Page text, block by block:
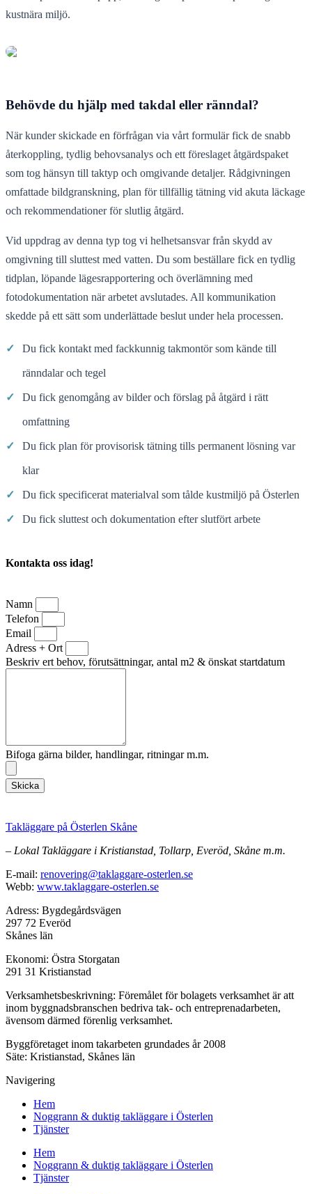
kustnära miljö.
Behövde du hjälp med takdal eller ränndal?
När kunder skickade en förfrågan via vårt formulär fick de snabb
återkoppling, tydlig behovsanalys och ett föreslaget åtgärdspaket
som tog hänsyn till taktyp och omgivande detaljer. Rådgivningen
omfattade bildgranskning, plan för tillfällig tätning vid akuta läckage
och rekommendationer för slutlig åtgärd.
Vid uppdrag av denna typ tog vi helhetsansvar från skydd av
omgivning till sluttest med vatten. Du som beställare fick en tydlig
tidplan, löpande lägesrapportering och överlämning med
fotodokumentation när arbetet avslutades. All kommunikation
skedde på ett sätt som underlättade beslut under hela processen.
✓ Du fick kontakt med fackkunnig takmontör som kände till
ränndalar och tegel
✓ Du fick genomgång av bilder och förslag på åtgärd i rätt
omfattning
✓ Du fick plan för provisorisk tätning tills permanent lösning var
klar
✓ Du fick specificerat materialval som tålde kustmiljö på Österlen
✓ Du fick sluttest och dokumentation efter slutfört arbete
Kontakta oss idag!
Namn
Telefon
Email
Adress + Ort
Beskriv ert behov, förutsättningar, antal m2 & önskat startdatum
Bifoga gärna bilder, handlingar, ritningar m.m.
Skicka
Takläggare på Österlen Skåne
– Lokal Takläggare i Kristianstad, Tollarp, Everöd, Skåne m.m.
E-mail: renovering@taklaggare-osterlen.se
Webb: www.taklaggare-osterlen.se
Adress: Bygdegårdsvägen
297 72 Everöd
Skånes län
Ekonomi: Östra Storgatan
291 31 Kristianstad
Verksamhetsbeskrivning: Föremålet för bolagets verksamhet är att
inom byggnadsbranschen bedriva tak- och entreprenadarbeten,
ävensom därmed förenlig verksamhet.
Byggföretaget inom takarbeten grundades år 2008
Säte: Kristianstad, Skånes län
Navigering
Hem
Noggrann & duktig takläggare i Österlen
Tjänster
Hem
Noggrann & duktig takläggare i Österlen
Tjänster